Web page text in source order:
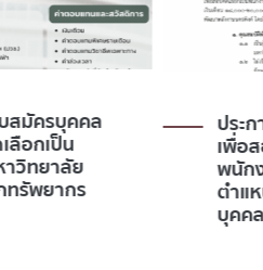
ประกาศ : รับสมัครบุคคล
เพื่อสอบคัดเลือกเป็น
พนักงานมหาวิทยาลัย
ตำแหน่ง นักทรัพยากร